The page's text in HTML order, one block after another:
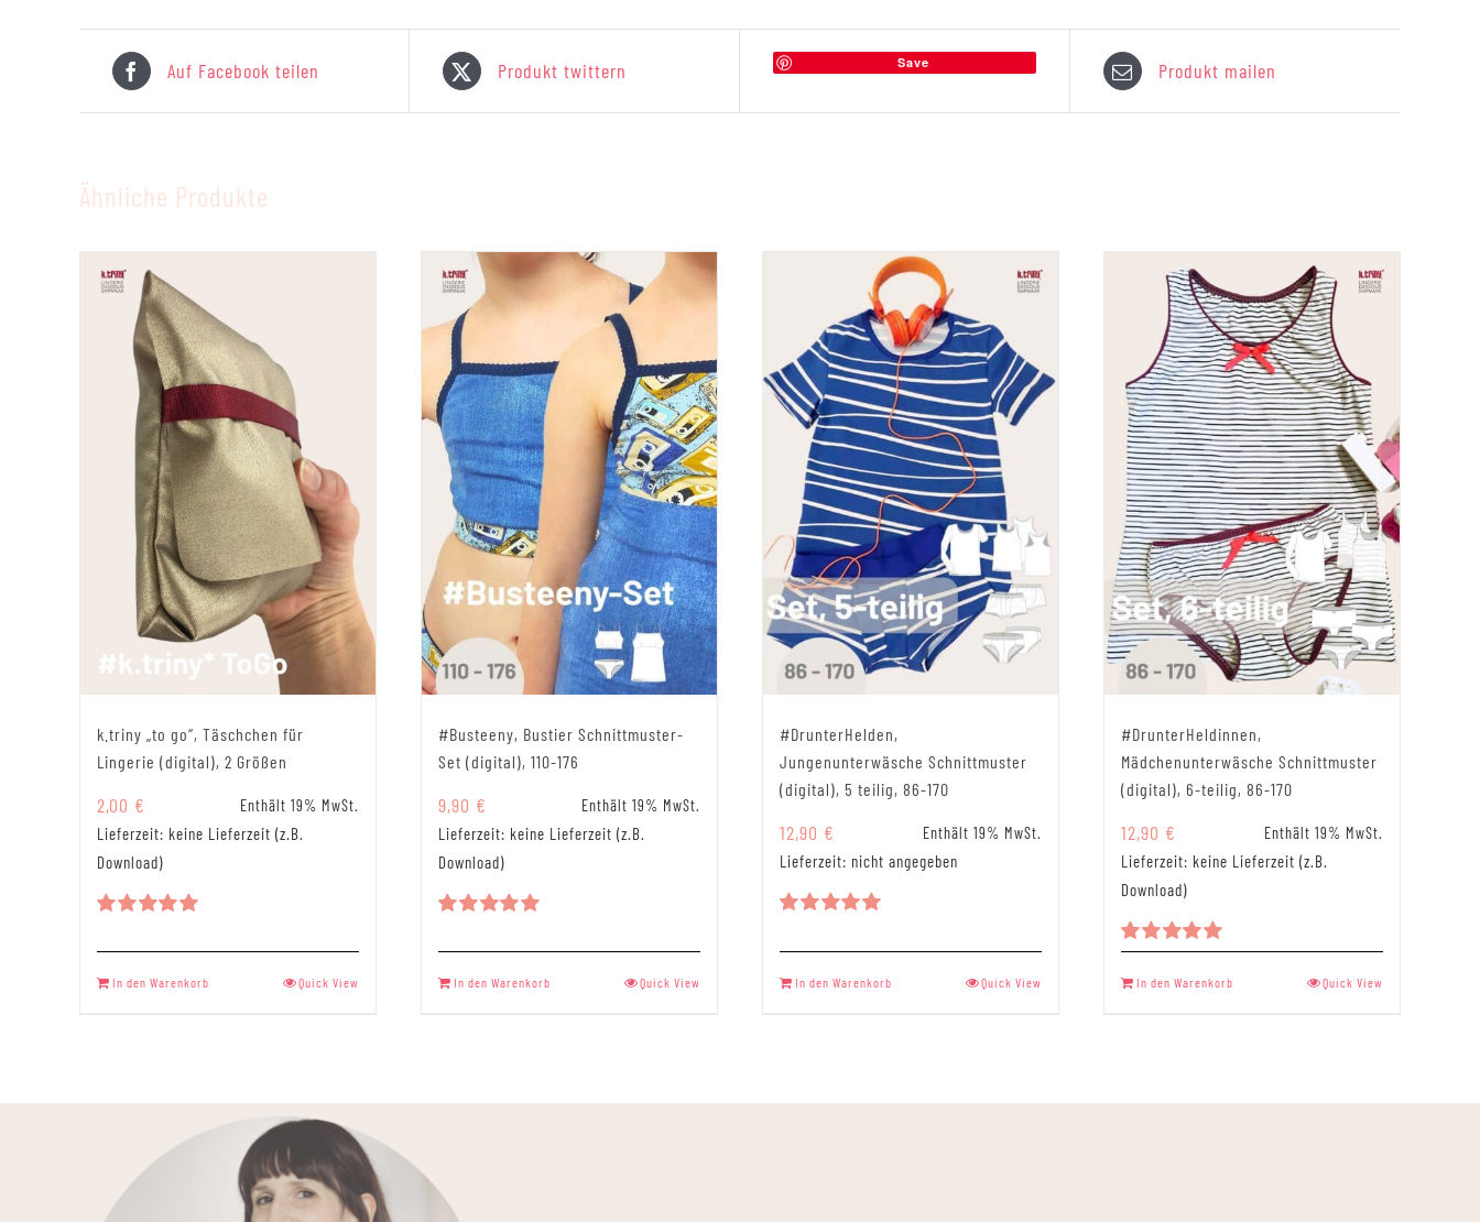
Auf Facebook teilen Produkt twittern Save Produkt mailen
Ähnliche Produkte
k.triny „to go“, Täschchen für
Lingerie (digital), 2 Größen
mit5.00
2,00 € Enthält 19% MwSt.
Lieferzeit: keine Lieferzeit (z.B.
Download)
In den Warenkorb Quick View
#Busteeny, Bustier Schnittmuster-
Set (digital), 110-176
mit5.00
9,90 € Enthält 19% MwSt.
Lieferzeit: keine Lieferzeit (z.B.
Download)
In den Warenkorb Quick View
#DrunterHelden,
Jungenunterwäsche Schnittmuster
(digital), 5 teilig, 86-170
mit5.00
12,90 € Enthält 19% MwSt.
Lieferzeit: nicht angegeben
In den Warenkorb Quick View
#DrunterHeldinnen,
Mädchenunterwäsche Schnittmuster
(digital), 6-teilig, 86-170
mit5.00
12,90 € Enthält 19% MwSt.
Lieferzeit: keine Lieferzeit (z.B.
Download)
In den Warenkorb Quick View